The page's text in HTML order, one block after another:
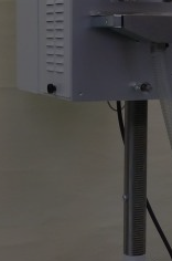
Georg Kühr
+43 2245 4694 - 148